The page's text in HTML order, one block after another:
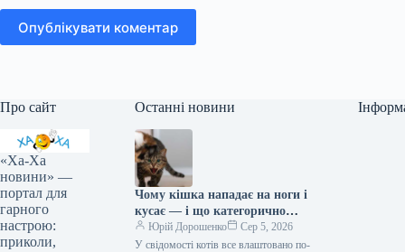
Опублікувати коментар
Про сайт
«Ха-Ха
новини» —
портал для
гарного
настрою:
приколи,
Останні новини
Чому кішка нападає на ноги і
кусає — і що категорично
заборонено робити у відповідь
Юрій Дорошенко
Сер 5, 2026
У свідомості котів все влаштовано по-